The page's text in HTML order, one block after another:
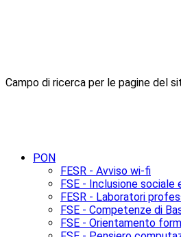
Campo di ricerca per le pagine del
PON
FESR - Avviso wi-fi
FSE - Inclusione
FESR - Laboratori
FSE - Competenze di
FSE - Orientamento